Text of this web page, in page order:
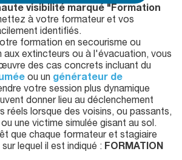
visibilité marqué "Formation
à votre formateur et vos
identifiés.
formation en secourisme ou
aux extincteurs ou à l'évacuation, vous
des cas concrets incluant du
ou un générateur de
votre session plus dynamique
donner lieu au déclenchement
réels lorsque des voisins, ou passants,
une victime simulée gisant au sol.
que chaque formateur et stagiaire
lequel il est indiqué : FORMATION